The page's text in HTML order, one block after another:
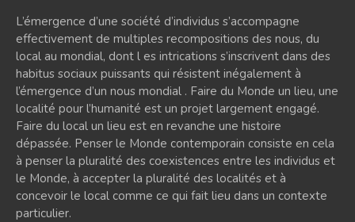
L’émergence d’une société d’individus s’accompagne
effectivement de multiples recompositions des nous, du
local au mondial, dont l es intrications s’inscrivent dans des
habitus sociaux puissants qui résistent inégalement à
l’émergence d’un nous mondial . Faire du Monde un lieu, une
localité pour l’humanité est un projet largement engagé.
Faire du local un lieu est en revanche une histoire
dépassée. Penser le Monde contemporain consiste en cela
à penser la pluralité des coexistences entre les individus et
le Monde, à accepter la pluralité des localités et à
concevoir le local comme ce qui fait lieu dans un contexte
particulier.